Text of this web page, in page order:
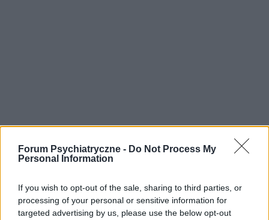
Forum Psychiatryczne - Do Not Process My
Personal Information
If you wish to opt-out of the sale, sharing to third parties, or
processing of your personal or sensitive information for
targeted advertising by us, please use the below opt-out